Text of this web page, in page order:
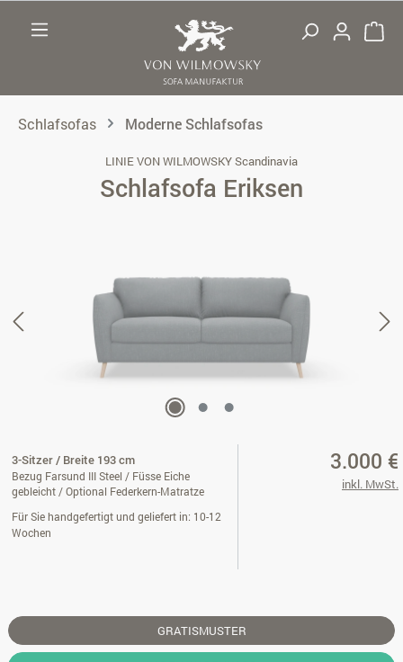
Schlafsofas Moderne Schlafsofas
LINIE VON WILMOWSKY Scandinavia
Schlafsofa Eriksen
3-Sitzer / Breite 193 cm
Bezug Farsund III Steel / Füsse Eiche
gebleicht / Optional Federkern-Matratze
Für Sie handgefertigt und geliefert in: 10-12
Wochen
3.000 €
inkl. MwSt.
GRATISMUSTER